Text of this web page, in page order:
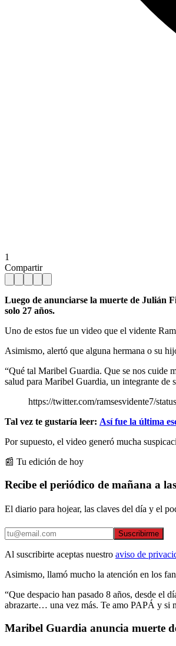
1
Compartir
Luego de anunciarse la muerte de Julián
solo 27 años.
Uno de estos fue un video que el vidente
Asimismo, alertó que alguna hermana o su
“Qué tal Maribel Guardia. Que se nos cuide
salud para Maribel Guardia, un integrante de
https://twitter.com/ramsesvidente7/
Tal vez te gustaría leer: Así fue la última
Por supuesto, el video generó mucha
📰 Tu edición de hoy
Recibe el periódico de mañana a
El diario para hojear, las claves del día y el
Suscribirme
Al suscribirte aceptas nuestro aviso de
Asimismo, llamó mucho la atención en los
“Que despacio han pasado 8 años, desde el
abrazarte… una vez más. Te amo PAPÁ y si
Maribel Guardia anuncia muerte